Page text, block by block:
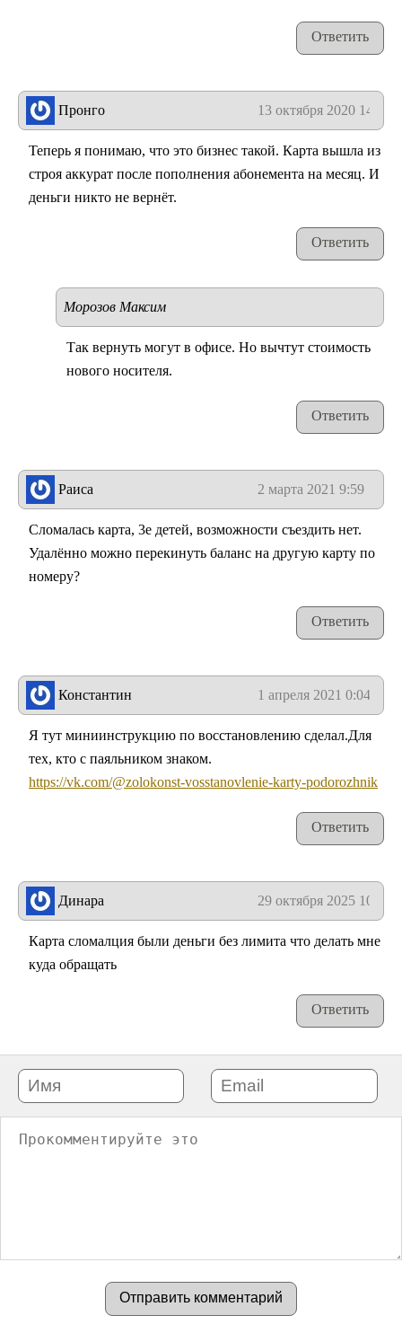
Ответить
Пронго 13 октября 2020 14:42
Теперь я понимаю, что это бизнес такой. Карта вышла из
строя аккурат после пополнения абонемента на месяц. И
деньги никто не вернёт.
Ответить
Морозов Максим
Так вернуть могут в офисе. Но вычтут стоимость
нового носителя.
Ответить
Раиса 2 марта 2021 9:59
Сломалась карта, 3е детей, возможности съездить нет.
Удалённо можно перекинуть баланс на другую карту по
номеру?
Ответить
Константин 1 апреля 2021 0:04
Я тут миниинструкцию по восстановлению сделал.Для
тех, кто с паяльником знаком.
https://vk.com/@zolokonst-vosstanovlenie-karty-podorozhnik
Ответить
Динара 29 октября 2025 10:34
Карта сломалция были деньги без лимита что делать мне
куда обращать
Ответить